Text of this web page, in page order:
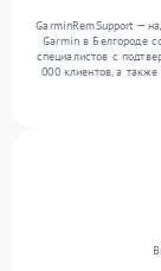
GarminRemSupport —
Garmin в Белгороде
специалистов с
000 клиентов, а
центр поступает
неисправностей